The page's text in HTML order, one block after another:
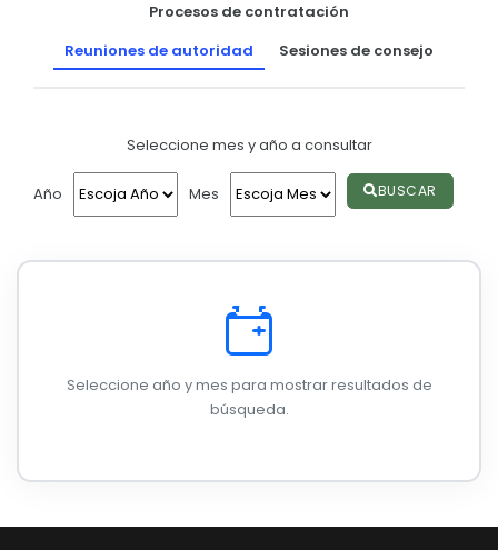
Ubicación
Sesiones Extraordinarias
Convocatorias
GESTIÓN ADMINISTRATIVA
Plan Operativo Anual - POA
Convenios Institucionales
PRESUPUESTO: EJECUCIÓN Y REPORTES
Procesos de contratación
Ejecución Presupuestaria
CIUDADANÍA ACTIVA
Procesos de contratación
Reuniones de autoridad
Sesiones de consejo
Seleccione mes y año a consultar
Año Mes BUSCAR
Seleccione año y mes para mostrar resultados de
búsqueda.